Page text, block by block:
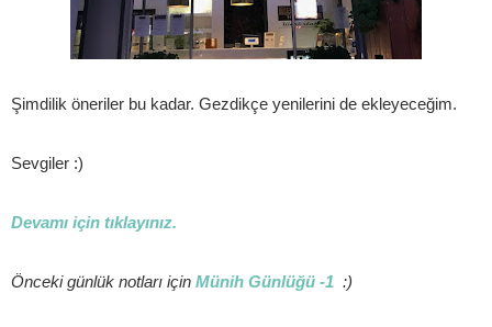
Şimdilik öneriler bu kadar. Gezdikçe yenilerini de ekleyeceğim.
Sevgiler :)
Devamı için tıklayınız.
Önceki günlük notları için Münih Günlüğü -1 :)